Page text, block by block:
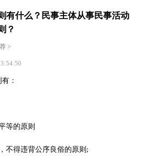
有什么？民事主体从事民事活动
？
>
：
等的原则
不得违背公序良俗的原则;